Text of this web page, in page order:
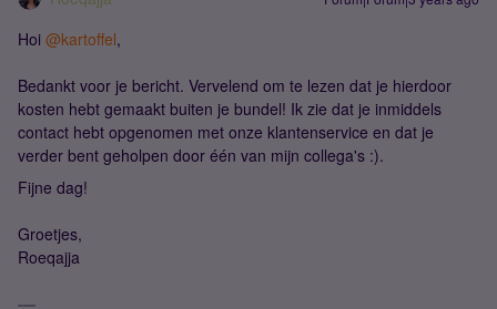
Hoi @kartoffel,
Bedankt voor je bericht. Vervelend om te lezen dat je hierdoor
kosten hebt gemaakt buiten je bundel! Ik zie dat je inmiddels
contact hebt opgenomen met onze klantenservice en dat je
verder bent geholpen door één van mijn collega's :).
Fijne dag!
Groetjes,
Roeqajja